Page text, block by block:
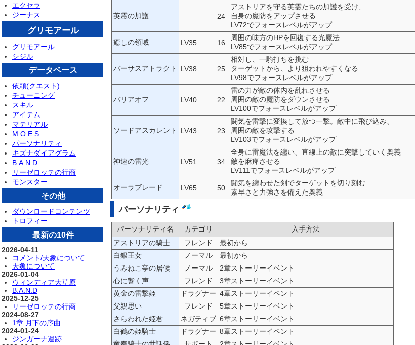
英霊の加護 24
アストリアを守る英霊たちの加護を受け、
自身の魔防をアップさせる
LV72でフォースレベルがアップ
癒しの領域 LV35 16
周囲の味方のHPを回復する光魔法
LV85でフォースレベルがアップ
バーサスアトラクト LV38 25
相対し、一騎打ちを挑む
ターゲットから、より狙われやすくなる
LV98でフォースレベルがアップ
バリアオフ LV40 22
雷の力が敵の体内を乱れさせる
周囲の敵の魔防をダウンさせる
LV100でフォースレベルがアップ
ソードアスカレント LV43 23
闘気を雷撃に変換して放つ一撃。敵中に飛び込み、
周囲の敵を攻撃する
LV103でフォースレベルがアップ
神速の雷光 LV51 34
全身に雷魔法を纏い、直線上の敵に突撃していく奥義
敵を麻痺させる
LV111でフォースレベルがアップ
オーラブレード LV65 50
闘気を纏わせた剣でターゲットを切り刻む
素早さと力強さを備えた奥義
パーソナリティ
パーソナリティ名 カテゴリ
入手方法
アストリアの騎士
フレンド
最初から
白銀王女
ノーマル
最初から
うみねこ亭の居候
ノーマル
2章ストーリーイベント
心に響く声
フレンド
3章ストーリーイベント
黄金の雷撃姫
ドラグナー 4章ストーリーイベント
父親思い
フレンド
5章ストーリーイベント
さらわれた姫君
ネガティブ 6章ストーリーイベント
白鶴の姫騎士
ドラグナー 8章ストーリーイベント
エクセラ
ジーナス
グリモアール
グリモアール
シジル
データベース
依頼(クエスト)
チューニング
スキル
アイテム
マテリアル
M.O.E.S
パーソナリティ
キズナダイアグラム
B.A.N.D
リーゼロッテの行商
モンスター
その他
ダウンロードコンテンツ
トロフィー
最新の10件
2026-04-11
コメント/天象について
天象について
2026-01-04
ウィンディア大草原
B.A.N.D
2025-12-25
リーゼロッテの行商
2024-08-27
1章 月下の序曲
2024-01-24
ジンガーナ遺跡